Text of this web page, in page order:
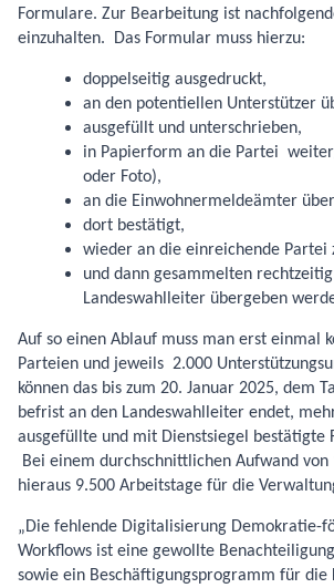
Formulare. Zur Bearbeitung ist
einzu­halten. Das Formular muss hierzu:
doppelseitig ausgedruckt,
an den potentiellen Unterstützer
ausgefüllt und unterschrieben,
in Papierform an die Partei
oder Foto),
an die Einwohnermeldeämter
dort bestätigt,
wieder an die einreichende Partei
und dann gesammelten
Landeswahlleiter übergeben
Auf so einen Ablauf muss man erst einmal
Parteien und jeweils 2.000
können das bis zum 20. Januar 2025, dem
befrist an den Landeswahlleiter endet,
ausgefüllte und mit Dienst­siegel bestätigte
Bei einem durchschnittlichen Aufwand
hieraus 9.500 Arbeitstage für die
„Die fehlende Digitalisierung Demokratie-
Workflows ist eine gewollte
sowie ein Beschäftigungsprogramm für die